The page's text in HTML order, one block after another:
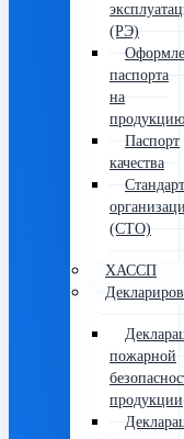
(РЭ)
паспорта
на
продукцию
Паспорт
качества
Стандарт
(СТО)
ХАССП
пожарной
продукции